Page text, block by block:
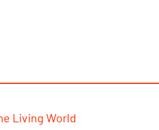
Living World